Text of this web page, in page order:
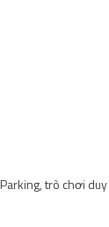
trò chơi